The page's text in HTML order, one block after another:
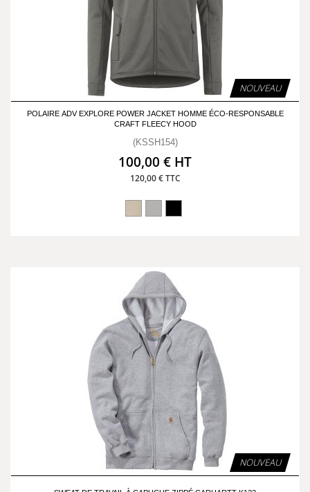
NOUVEAU
POLAIRE ADV EXPLORE POWER JACKET HOMME ÉCO-RESPONSABLE
CRAFT FLEECY HOOD
(KSSH154)
100,00 € HT
120,00 € TTC
NOUVEAU